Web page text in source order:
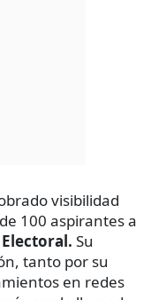
visibilidad
100 aspirantes a
Su
tanto por su
en redes